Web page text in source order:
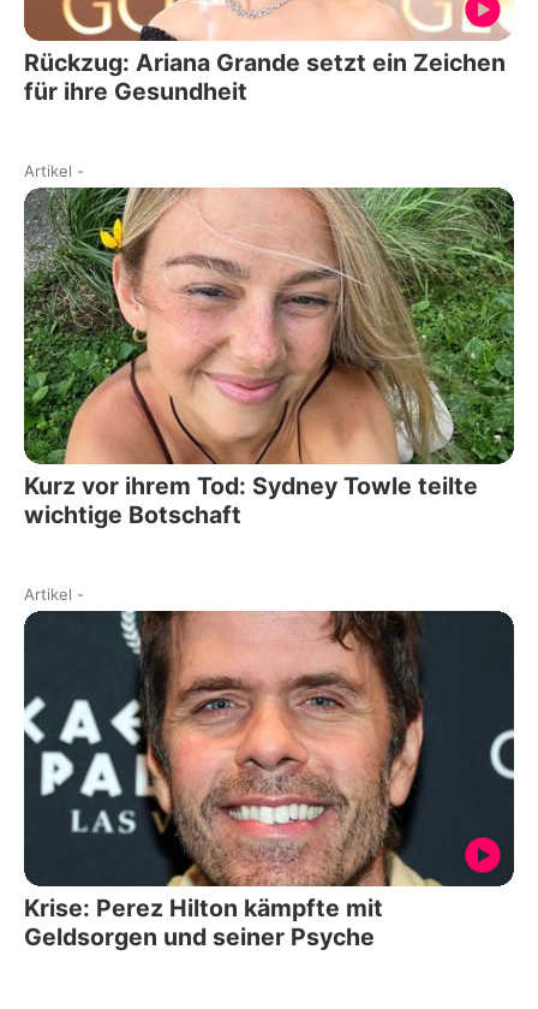
Rückzug: Ariana Grande setzt ein Zeichen
für ihre Gesundheit
Artikel -
Kurz vor ihrem Tod: Sydney Towle teilte
wichtige Botschaft
Artikel -
Krise: Perez Hilton kämpfte mit
Geldsorgen und seiner Psyche